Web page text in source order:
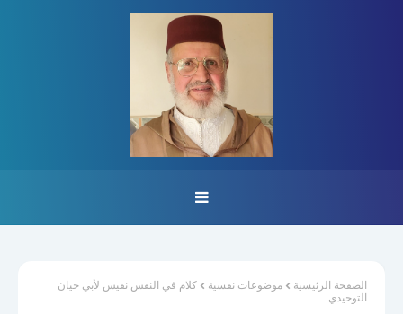
الصفحة الرئيسية موضوعات نفسية
كلام في النفس نفيس لأبي حيان
التوحيدي